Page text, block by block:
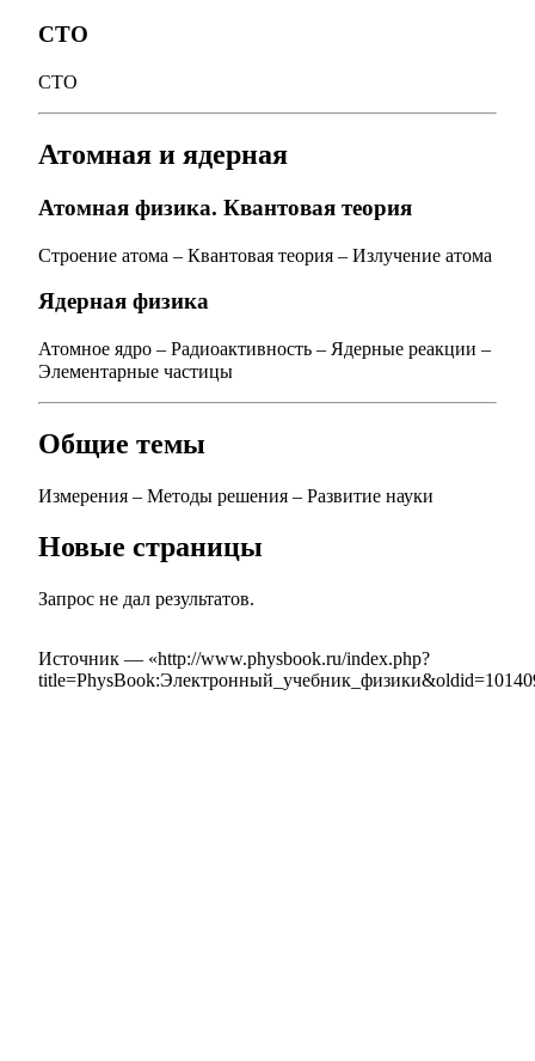
СТО
СТО
Атомная и ядерная
Атомная физика. Квантовая теория
Строение атома – Квантовая теория – Излучение атома
Ядерная физика
Атомное ядро – Радиоактивность – Ядерные реакции –
Элементарные частицы
Общие темы
Измерения – Методы решения – Развитие науки
Новые страницы
Запрос не дал результатов.
Источник — «http://www.physbook.ru/index.php?